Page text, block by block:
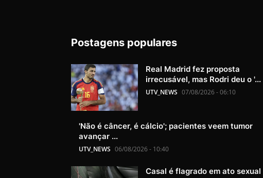
Postagens populares
Real Madrid fez proposta
irrecusável, mas Rodri deu o '...
UTV_NEWS 07/08/2026 - 06:10
'Não é câncer, é cálcio'; pacientes veem tumor
avançar ...
UTV_NEWS 06/08/2026 - 10:40
Casal é flagrado em ato sexual